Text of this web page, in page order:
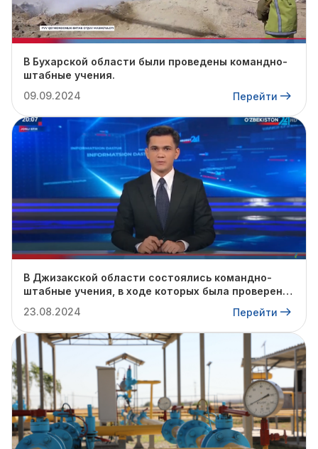
В Бухарской области были проведены командно-
штабные учения.
09.09.2024
Перейти
В Джизакской области состоялись командно-
штабные учения, в ходе которых была проверена
осенне-зимнему сезону.
23.08.2024 Перейти